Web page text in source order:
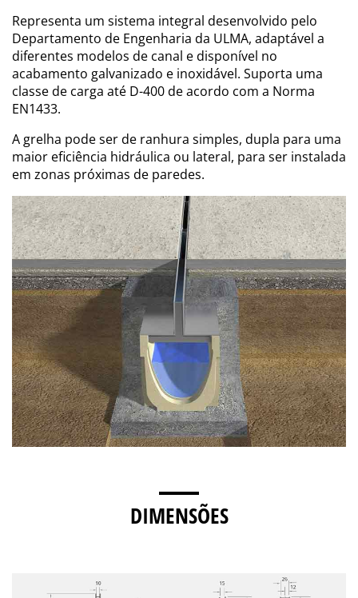
Representa um sistema integral desenvolvido pelo
Departamento de Engenharia da ULMA, adaptável a
diferentes modelos de canal e disponível no
acabamento galvanizado e inoxidável. Suporta uma
classe de carga até D-400 de acordo com a Norma
EN1433.
A grelha pode ser de ranhura simples, dupla para uma
maior eficiência hidráulica ou lateral, para ser instalada
em zonas próximas de paredes.
DIMENSÕES